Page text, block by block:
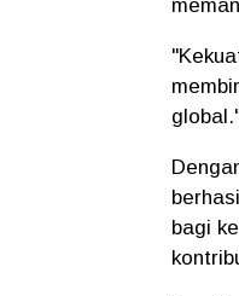
bagi